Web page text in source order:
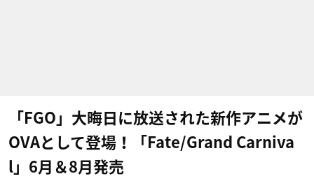
「FGO」大晦日に放送された新作アニメが
OVAとして登場！「Fate/Grand Carniva
l」6月＆8月発売